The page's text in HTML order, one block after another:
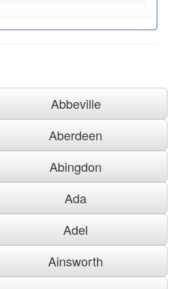
Abbeville
Aberdeen
Abingdon
Ada
Adel
Ainsworth